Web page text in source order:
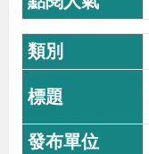
開
放
宣
告
檢